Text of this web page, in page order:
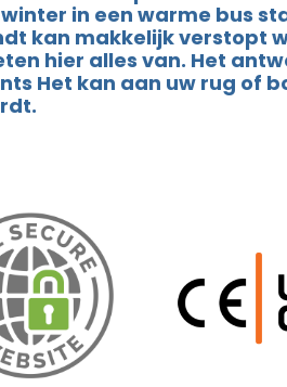
in een warme bus
kan makkelijk verstopt
hier alles van. Het
Het kan aan uw rug of